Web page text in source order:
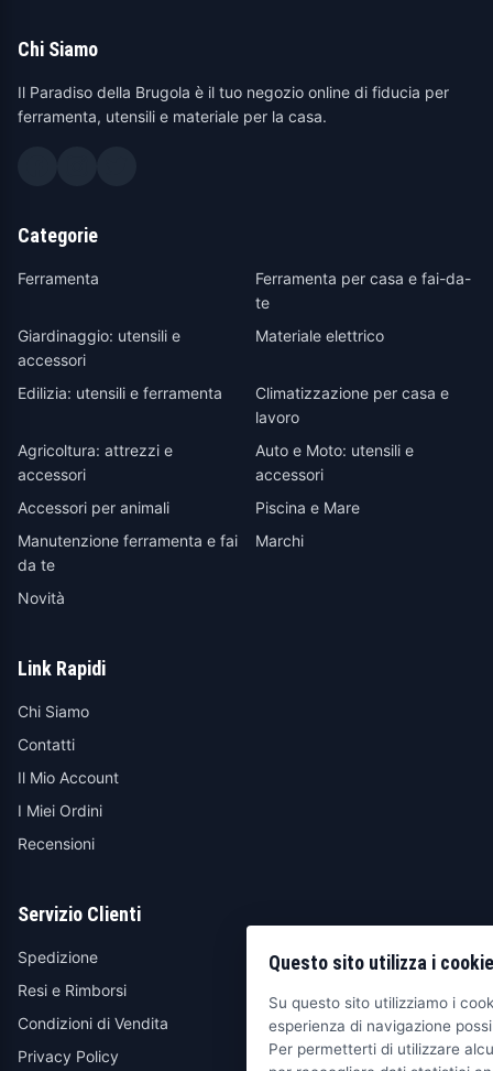
Chi Siamo
Il Paradiso della Brugola è il tuo negozio online di fiducia per
ferramenta, utensili e materiale per la casa.
Categorie
Ferramenta
Ferramenta per casa e fai-da-
te
Giardinaggio: utensili e
accessori
Materiale elettrico
Edilizia: utensili e ferramenta
Climatizzazione per casa e
lavoro
Agricoltura: attrezzi e
accessori
Auto e Moto: utensili e
accessori
Accessori per animali
Piscina e Mare
Manutenzione ferramenta e fai
da te
Marchi
Novità
Link Rapidi
Chi Siamo
Contatti
Il Mio Account
I Miei Ordini
Recensioni
Servizio Clienti
Spedizione
Resi e Rimborsi
Condizioni di Vendita
Privacy Policy
Questo sito utilizza i cookie
Su questo sito utilizziamo i
esperienza di navigazione
Per permetterti di utilizzare